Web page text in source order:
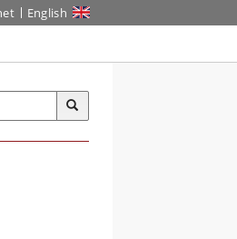
English